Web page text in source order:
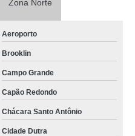
Zona Norte
Aeroporto
Brooklin
Campo Grande
Capão Redondo
Chácara Santo Antônio
Cidade Dutra